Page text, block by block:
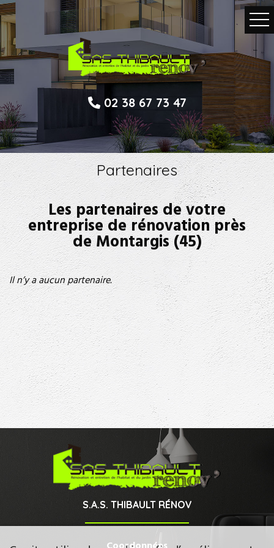
02 38 67 73 47
Partenaires
Les partenaires de votre
entreprise de rénovation près
de Montargis (45)
Il n’y a aucun partenaire.
S.A.S. THIBAULT RÉNOV